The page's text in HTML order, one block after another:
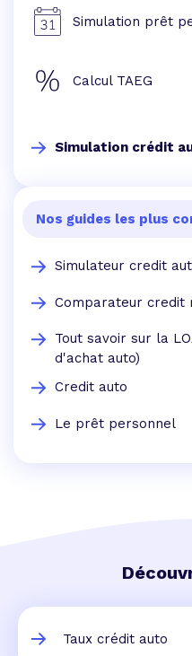
Simulation prêt
Calcul TAEG
Simulation crédit
Nos guides les plus
Simulateur credit
Comparateur credit
Tout savoir sur la
d'achat auto)
Credit auto
Le prêt personnel
Taux crédit auto